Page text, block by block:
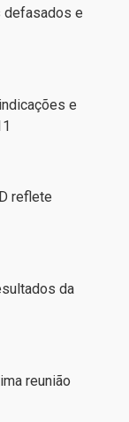
defasados e
e
reflete
da
reunião